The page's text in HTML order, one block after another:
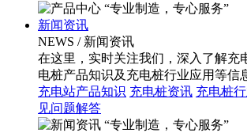
“专业制造，专心服务”
新闻资讯
NEWS / 新闻资讯
在这里，实时关注我们，深入了解充
电桩产品知识及充电桩行业应用等信
充电站产品知识 充电桩资讯 充电桩
见问题解答
“专业制造，专心服务”